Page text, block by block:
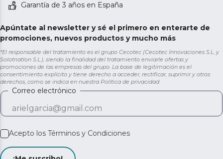
Garantía de 3 años en España
Apúntate al newsletter y sé el primero en enterarte de
promociones, nuevos productos y mucho más
*El responsable del tratamiento es el grupo Cecotec (Cecotec Innovaciones S.L. y
Solotriatlon S.L.), siendo la finalidad del tratamiento enviarle ofertas y
promociones de las empresas del grupo. La base de legitimación es el
consentimiento explícito y tiene derecho a acceder, rectificar, suprimir y otros
derechos, como se indica en nuestra Política de privacidad
Correo electrónico
Acepto los Términos y Condiciones